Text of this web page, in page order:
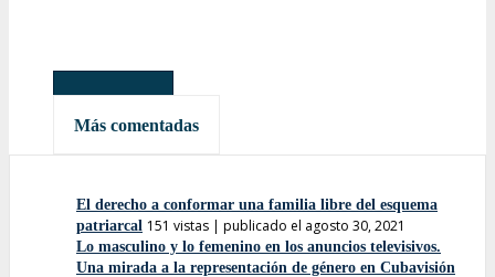
Más leídas
Más comentadas
El derecho a conformar una familia libre del esquema
patriarcal 151 vistas | publicado el agosto 30, 2021
Lo masculino y lo femenino en los anuncios televisivos.
Una mirada a la representación de género en Cubavisión